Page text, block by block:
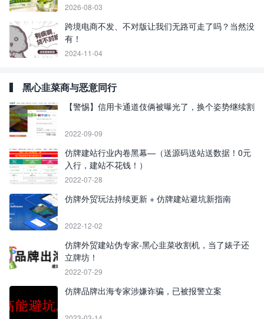
2026-08-03
跨境电商不发、不对版让我们无路可走了吗？当然没
有！
2024-11-04
黑心韭菜商与恶意同行
【警惕】信用卡通道伎俩被曝光了，换个姿势继续割
2022-09-09
仿牌建站行业内卷黑幕—（送源码送站送数据！0元
入行，建站不花钱！）
2022-07-28
仿牌外贸玩法持续更新 + 仿牌建站避坑新指南
2022-12-02
仿牌外贸建站伪专家-黑心韭菜收割机，当了婊子还
立牌坊！
2022-07-29
仿牌品牌出海专家涉嫌诈骗，已被报警立案